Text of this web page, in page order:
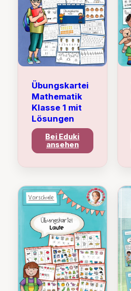
Übungskartei
Mathematik
Klasse 1 mit
Lösungen
Bei Eduki
ansehen